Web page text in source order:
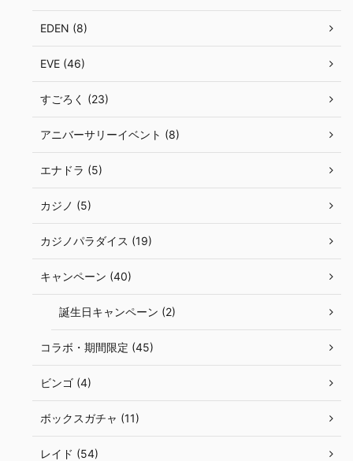
EDEN (8)
EVE (46)
すごろく (23)
アニバーサリーイベント (8)
エナドラ (5)
カジノ (5)
カジノパラダイス (19)
キャンペーン (40)
誕生日キャンペーン (2)
コラボ・期間限定 (45)
ビンゴ (4)
ボックスガチャ (11)
レイド (54)